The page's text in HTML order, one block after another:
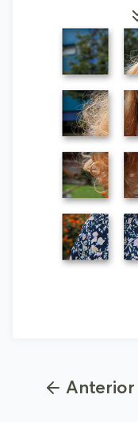
Anterior